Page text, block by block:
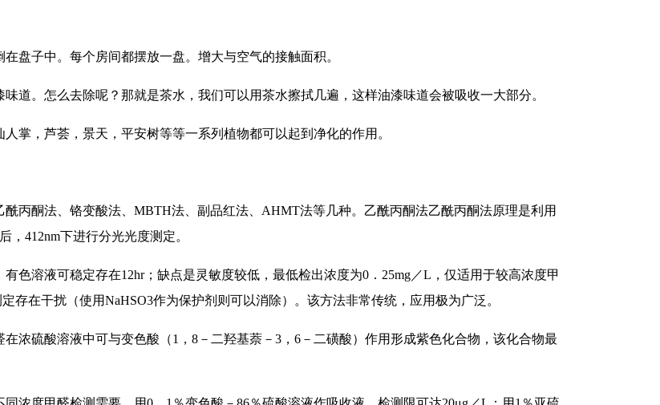
盘子中。每个房间都摆放一盘。增大与空气的接触面积。
道。怎么去除呢？那就是茶水，我们可以用茶水擦拭几遍，这样油漆味道会被吸收一大部分。
掌，芦荟，景天，平安树等等一系列植物都可以起到净化的作用。
酰丙酮法、铬变酸法、MBTH法、副品红法、AHMT法等几种。乙酰丙酮法乙酰丙酮法原理是利用
，412nm下进行分光光度测定。
色溶液可稳定存在12hr；缺点是灵敏度较低，最低检出浓度为0．25mg／L，仅适用于较高浓度甲
存在干扰（使用NaHSO3作为保护剂则可以消除）。该方法非常传统，应用极为广泛。
浓硫酸溶液中可与变色酸（1，8－二羟基萘－3，6－二磺酸）作用形成紫色化合物，该化合物最